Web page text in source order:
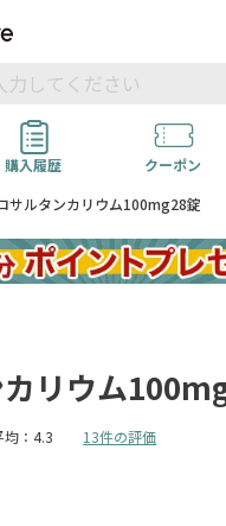
購入履歴
クーポン
サルタンカリウム100mg28錠
リウム
均：4.3 13件の評価